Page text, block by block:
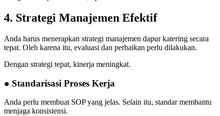
4. Strategi Manajemen Efektif
Anda harus menerapkan strategi manajemen dapur katering secara
tepat. Oleh karena itu, evaluasi dan perbaikan perlu dilakukan.
Dengan strategi tepat, kinerja meningkat.
● Standarisasi Proses Kerja
Anda perlu membuat SOP yang jelas. Selain itu, standar membantu
menjaga konsistensi.